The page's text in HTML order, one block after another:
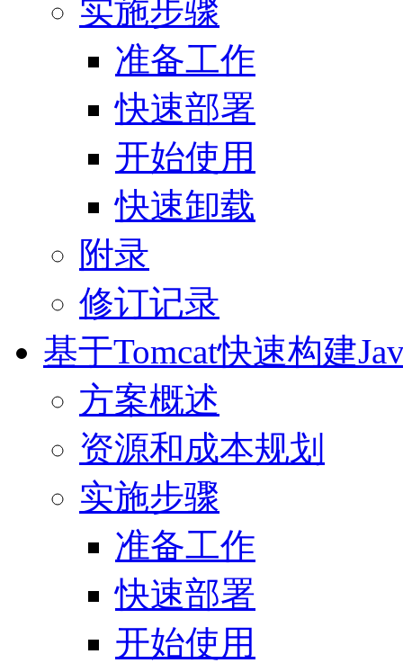
实施步骤
准备工作
快速部署
开始使用
快速卸载
附录
修订记录
基于Tomcat快速构建
方案概述
资源和成本规划
实施步骤
准备工作
快速部署
开始使用